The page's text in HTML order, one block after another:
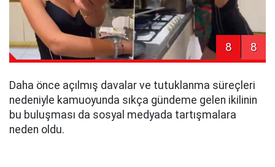
8 8
Daha önce açılmış davalar ve tutuklanma süreçleri
nedeniyle kamuoyunda sıkça gündeme gelen ikilinin
bu buluşması da sosyal medyada tartışmalara
neden oldu.